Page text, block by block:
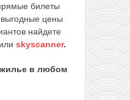
билеты
цены
найдете
или skyscanner.
в любом